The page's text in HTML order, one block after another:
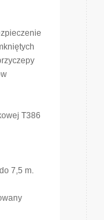
T386
7,5 m.